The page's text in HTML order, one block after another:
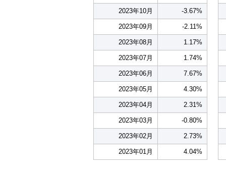
2023年10月 -3.67%
2023年09月 -2.11%
2023年08月 1.17%
2023年07月 1.74%
2023年06月 7.67%
2023年05月 4.30%
2023年04月 2.31%
2023年03月 -0.80%
2023年02月 2.73%
2023年01月 4.04%